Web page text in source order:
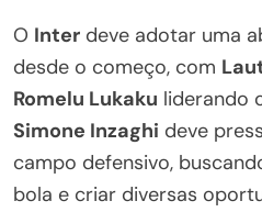
O Inter deve adotar uma
desde o começo, com
Romelu Lukaku liderando
Simone Inzaghi deve
campo defensivo,
bola e criar diversas